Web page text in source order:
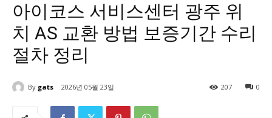
아이코스 서비스센터 광주 위
치 AS 교환 방법 보증기간 수리
절차 정리
By gats 2026년 05월 23일 0
207